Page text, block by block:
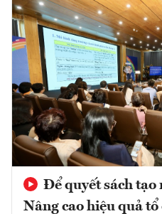
Để quyết sách
Nâng cao hiệu quả